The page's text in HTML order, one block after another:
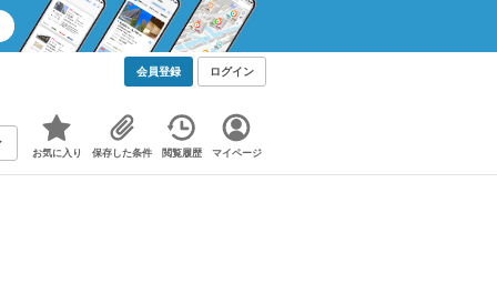
会員登録 ログイン
お気に入り 保存した条件 閲覧履歴 マイページ